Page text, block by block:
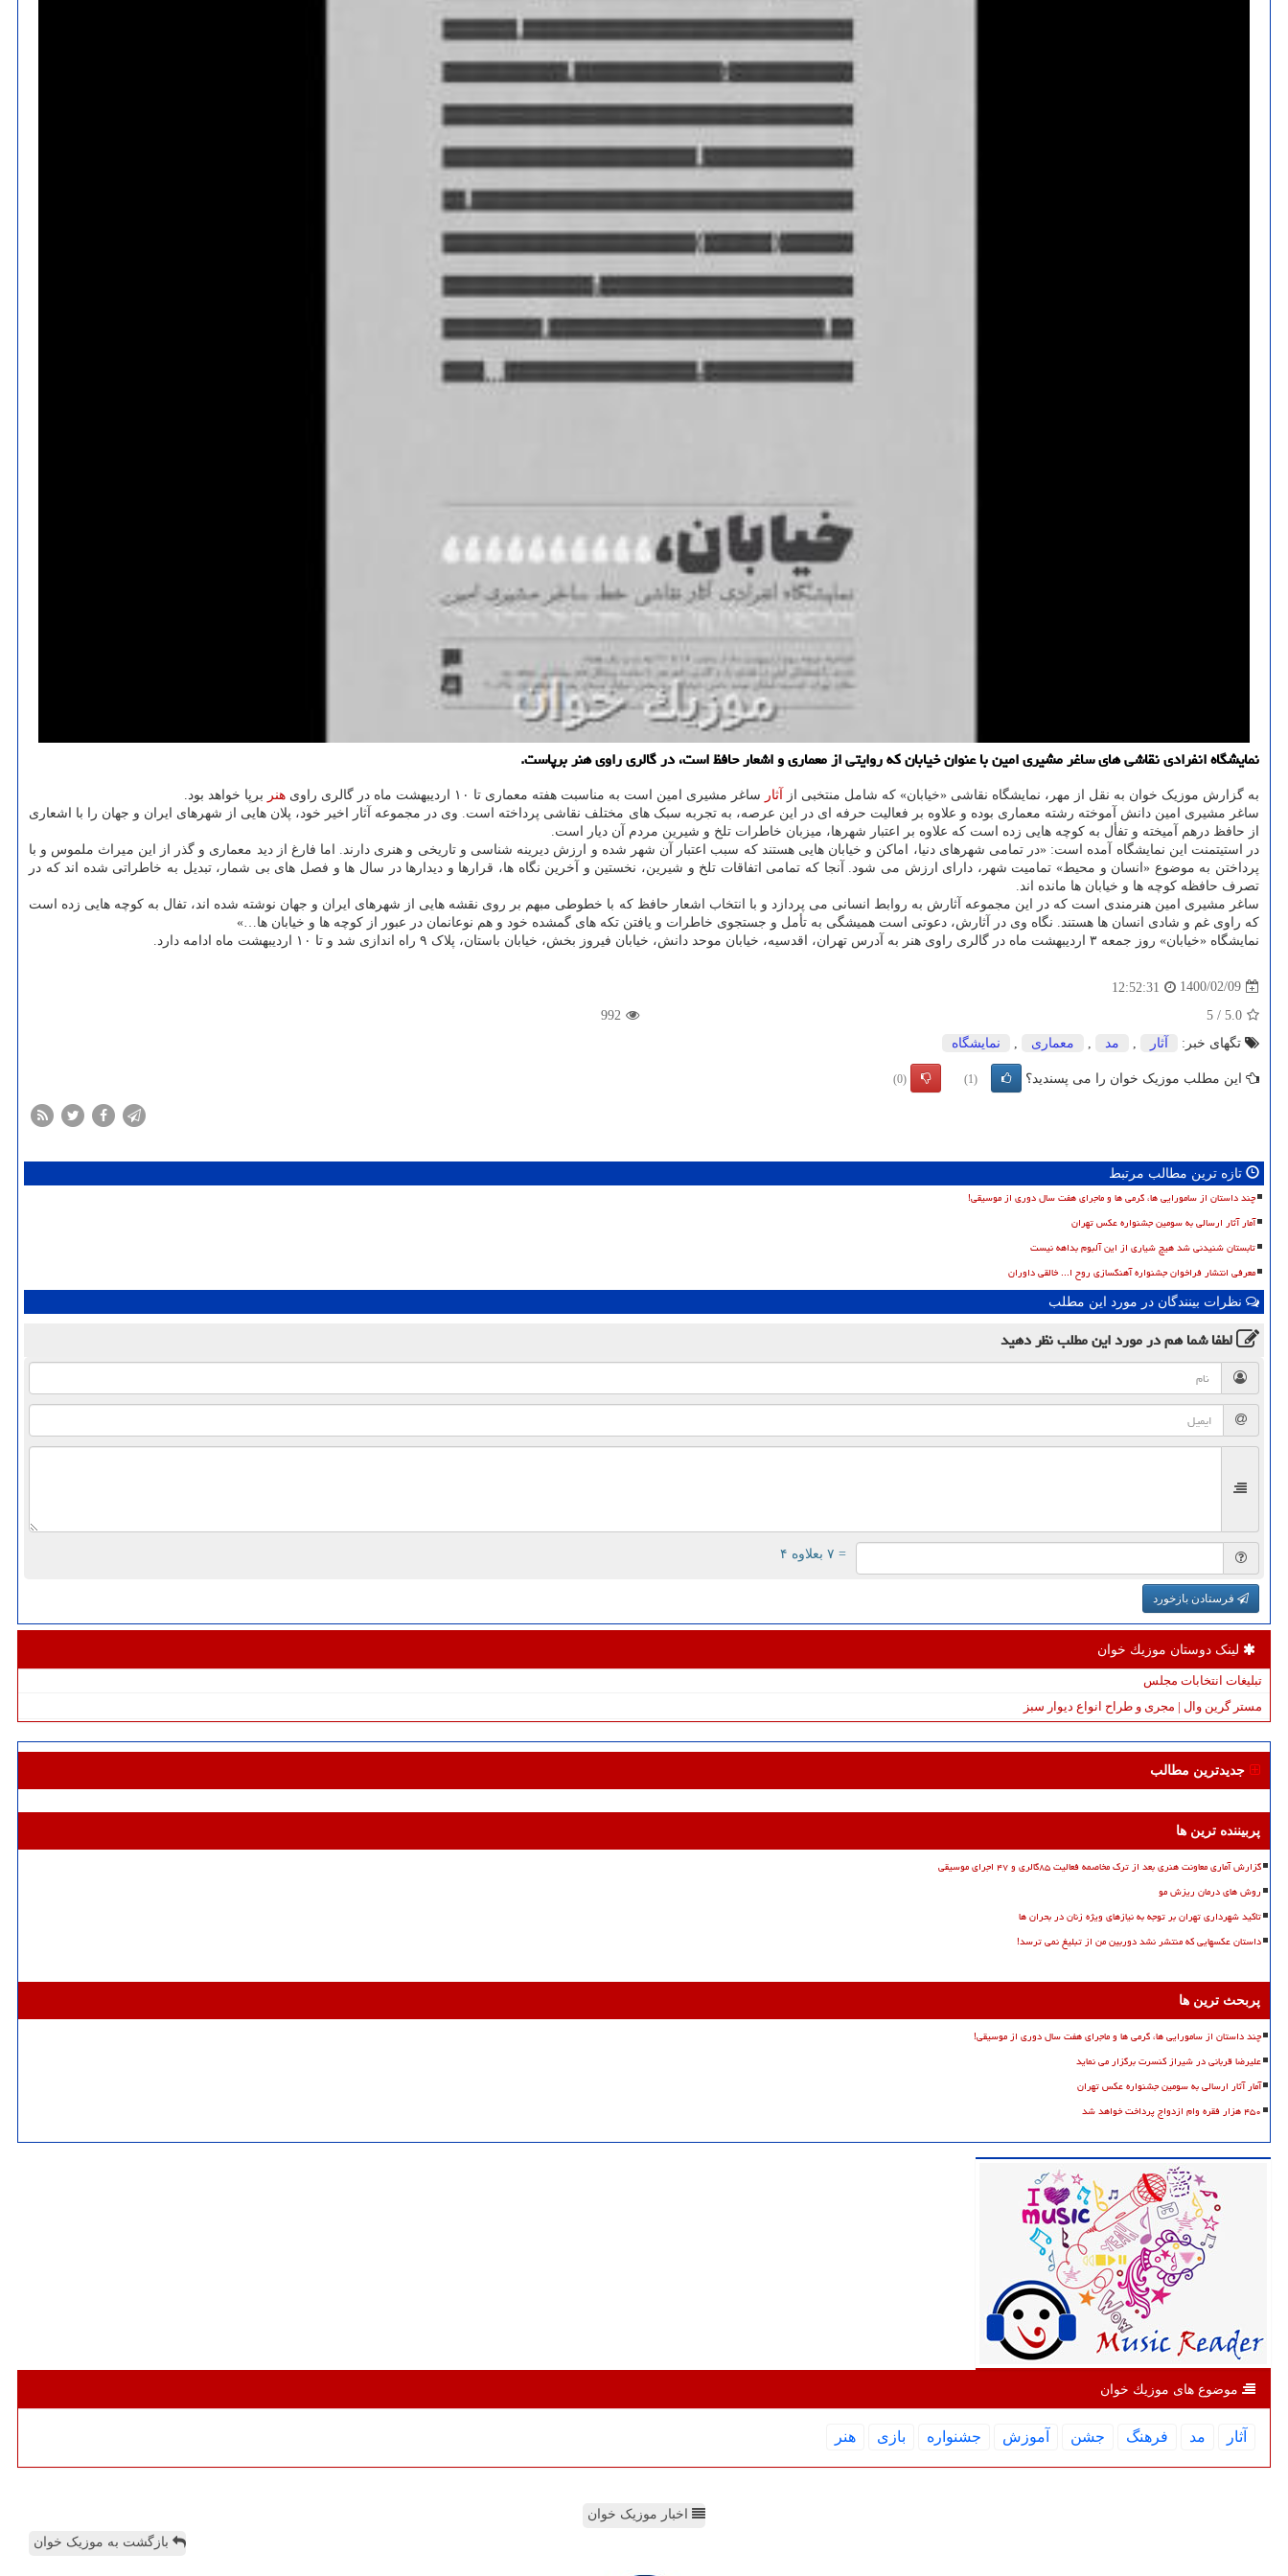
نمایشگاه انفرادی نقاشی های ساغر مشیری امین با عنوان خیابان که روایتی از معماری و اشعار حافظ است، در گالری راوی هنر برپاست.
به گزارش موزیک خوان به نقل از مهر، نمایشگاه نقاشی «خیابان» که شامل منتخبی از آثار ساغر مشیری امین است به مناسبت هفته معماری تا ۱۰ اردیبهشت ماه در گالری راوی هنر برپا خواهد بود.
ساغر مشیری امین دانش آموخته رشته معماری بوده و علاوه بر فعالیت حرفه ای در این عرصه، به تجربه سبک های مختلف نقاشی پرداخته است. وی در مجموعه آثار اخیر خود، پلان هایی از شهرهای ایران و جهان را با اشعاری
از حافظ درهم آمیخته و تفأل به کوچه هایی زده است که علاوه بر اعتبار شهرها، میزبان خاطرات تلخ و شیرین مردم آن دیار است.
در استیتمنت این نمایشگاه آمده است: «در تمامی شهرهای دنیا، اماکن و خیابان هایی هستند که سبب اعتبار آن شهر شده و ارزش دیرینه شناسی و تاریخی و هنری دارند. اما فارغ از دید معماری و گذر از این میراث ملموس و با
پرداختن به موضوع «انسان و محیط» تمامیت شهر، دارای ارزش می شود. آنجا که تمامی اتفاقات تلخ و شیرین، نخستین و آخرین نگاه ها، قرارها و دیدارها در سال ها و فصل های بی شمار، تبدیل به خاطراتی شده اند که در
تصرف حافظه کوچه ها و خیابان ها مانده اند.
ساغر مشیری امین هنرمندی است که در این مجموعه آثارش به روابط انسانی می پردازد و با انتخاب اشعار حافظ که با خطوطی مبهم بر روی نقشه هایی از شهرهای ایران و جهان نوشته شده اند، تفال به کوچه هایی زده است
که راوی غم و شادی انسان ها هستند. نگاه وی در آثارش، دعوتی است همیشگی به تأمل و جستجوی خاطرات و یافتن تکه های گمشده خود و هم نوعانمان در عبور از کوچه ها و خیابان ها…»
نمایشگاه «خیابان» روز جمعه ۳ اردیبهشت ماه در گالری راوی هنر به آدرس تهران، اقدسیه، خیابان موحد دانش، خیابان فیروز بخش، خیابان باستان، پلاک ۹ راه اندازی شد و تا ۱۰ اردیبهشت ماه ادامه دارد.
1400/02/09
12:52:31
5.0
/
5
992
تگهای خبر:
آثار , مد , معماری , نمایشگاه
این مطلب موزیک خوان را می پسندید؟ (1)
(0)
تازه ترین مطالب مرتبط
چند داستان از سامورایی ها، گرمی ها و ماجرای هفت سال دوری از موسیقی!
آمار آثار ارسالی به سومین جشنواره عکس تهران
تابستان شنیدنی شد هیچ شیاری از این آلبوم بداهه نیست
معرفی انتشار فراخوان جشنواره آهنگسازی روح ا... خالقی داوران
نظرات بینندگان در مورد این مطلب
لطفا شما همدر مورد این مطلبنظر دهید
= ۷ بعلاوه ۴
فرستادن بازخورد
لینک دوستان موزیك خوان
تبلیغات انتخابات مجلس
مستر گرین وال | مجری و طراح انواع دیوار سبز
جدیدترین مطالب
پربیننده ترین ها
گزارش آماری معاونت هنری بعد از ترک مخاصمه فعالیت ۸۵گالری و ۴۷ اجرای موسیقی
روش های درمان ریزش مو
تاکید شهرداری تهران بر توجه به نیازهای ویژه زنان در بحران ها
داستان عکسهایی که منتشر نشد دوربین من از تبلیغ نمی ترسد!
پربحث ترین ها
چند داستان از سامورایی ها، گرمی ها و ماجرای هفت سال دوری از موسیقی!
علیرضا قربانی در شیراز کنسرت برگزار می نماید
آمار آثار ارسالی به سومین جشنواره عکس تهران
۴۵۰ هزار فقره وام ازدواج پرداخت خواهد شد
موضوع های موزیك خوان
آثار مد فرهنگ جشن آموزش جشنواره بازی هنر
اخبار موزیک خوان
بازگشت به موزیک خوان